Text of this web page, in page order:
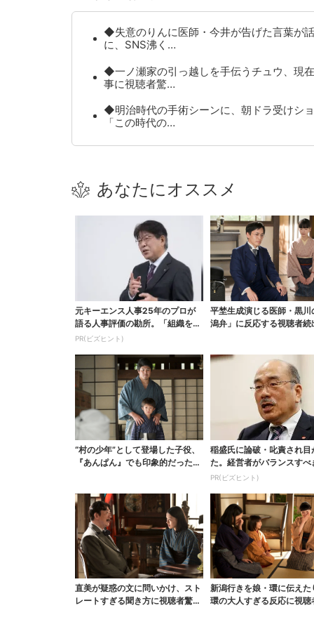
◆失意のりんに医師・今井が告げた言葉が
に、SNS沸く…
◆一ノ瀬家の引っ越しを手伝うチュウ、現
事に視聴者驚…
◆明治時代の手術シーンに、朝ドラ受けシ
「この時代の…
あなたにオススメ
元キーエンス人事25年のプロが
語る人事評価の勘所。「組織を腐
らせるNG評価」とは...
PR(ビズヒント)
平埜生成演じる医師・黒川
潟弁」に反応する視聴者続
“村の少年”として登場した子役、
『あんぱん』でも印象的だった…
稲盛氏に論破・叱責され目
た。経営者がバランスすべ
の背反
PR(ビズヒント)
直美が疑惑の文に問いかけ、スト
レートすぎる聞き方に視聴者驚き
新潟行きを娘・環に伝えた
環の大人すぎる反応に視聴